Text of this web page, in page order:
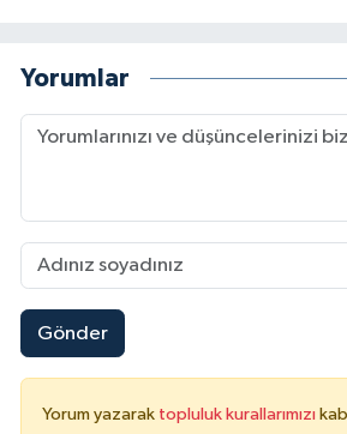
Yorumlar
Gönder
Yorum yazarak topluluk kurallarımızı